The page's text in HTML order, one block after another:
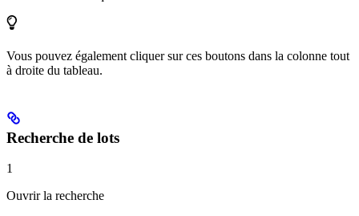
Vous pouvez également cliquer sur ces boutons dans la colonne tout
à droite du tableau.
Recherche de lots
1
Ouvrir la recherche